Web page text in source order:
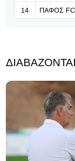
14 ΠΑΦΟΣ FC